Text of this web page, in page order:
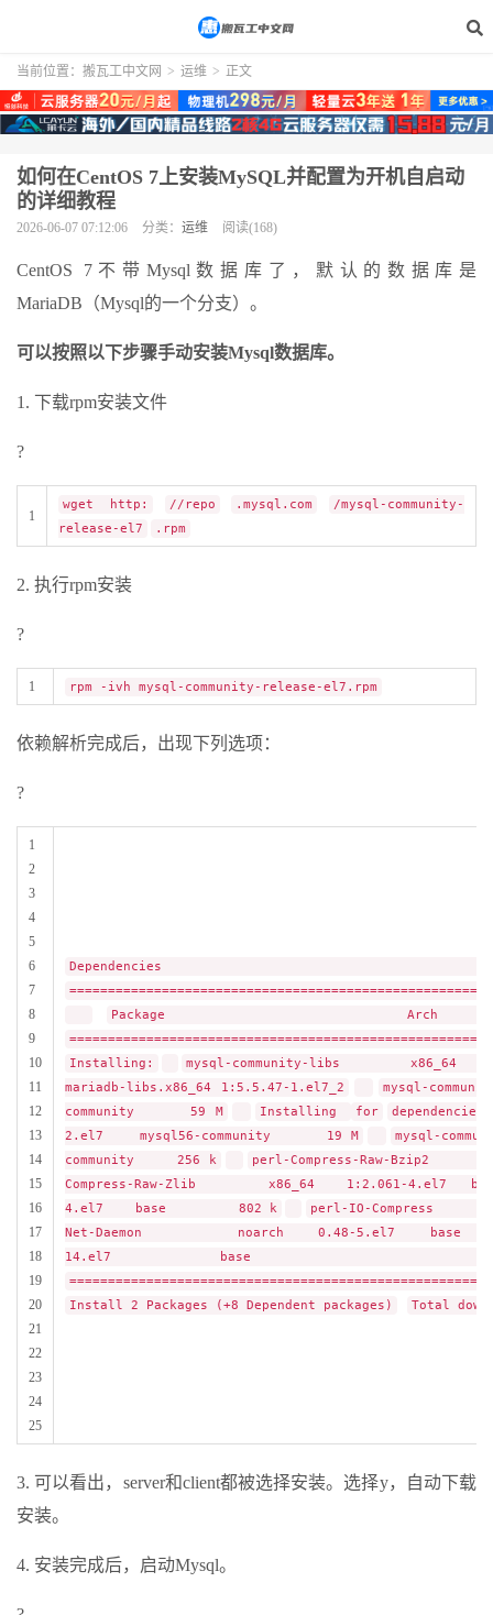
当前位置： 搬瓦工中文网 > 运维 > 正文
如何在CentOS 7上安装MySQL并配置为开机自启动
的详细教程
2026-06-07 07:12:06 分类： 运维 阅读(168)
CentOS 7不带Mysql数据库了，默认的数据库是
MariaDB（Mysql的一个分支）。
可以按照以下步骤手动安装Mysql数据库。
1. 下载rpm安装文件
?
1
wget http: //repo .mysql.com
/mysql-community-
release-el7
.rpm
2. 执行rpm安装
?
1 rpm -ivh mysql-community-release-el7.rpm
依赖解析完成后，出现下列选项：
?
1
2
3
4
5
6
7
8
9
10
11
12
13
14
15
16
17
18
19
20
21
22
23
24
25
Dependencies
Package Arch
Installing:
mysql-community-libs x86_64
mariadb-libs.x86_64 1:5.5.47-1.el7_2
mysql-
community 59 M
Installing for
dependencies:
2.el7 mysql56-community 19 M
mysql-
community 256 k
perl-Compress-Raw-
Compress-Raw-Zlib x86_64 1:2.061-
4.el7 base 802 k
perl-IO-
Net-Daemon noarch 0.48-5.el7
14.el7 base
Install 2 Packages (+8 Dependent packages)
Total
3. 可以看出，server和client都被选择安装。选择y，自动下载
安装。
4. 安装完成后，启动Mysql。